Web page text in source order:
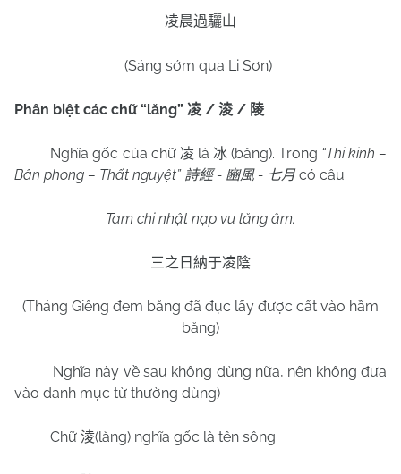
凌晨過驪山
(Sáng sớm qua Li Sơn)
Phân biệt các chữ “lăng” 凌 / 淩 / 陵
Nghĩa gốc của chữ 凌 là 冰 (băng). Trong “Thi kinh –
Bân phong – Thất nguyệt” 詩經- 豳風- 七月có câu:
Tam chi nhật nạp vu lăng âm.
三之日納于凌陰
(Tháng Giêng đem băng đã đục lấy được cất vào hầm
băng)
Nghĩa này về sau không dùng nữa, nên không đưa
vào danh mục từ thường dùng)
Chữ 淩(lăng) nghĩa gốc là tên sông.